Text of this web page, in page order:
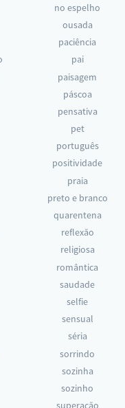
no espelho
ousada
paciência
pai
paisagem
páscoa
pensativa
pet
português
positividade
praia
preto e branco
quarentena
reflexão
religiosa
romântica
saudade
selfie
sensual
séria
sorrindo
sozinha
sozinho
superação